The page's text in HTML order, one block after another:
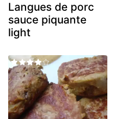
Langues de porc
sauce piquante
light